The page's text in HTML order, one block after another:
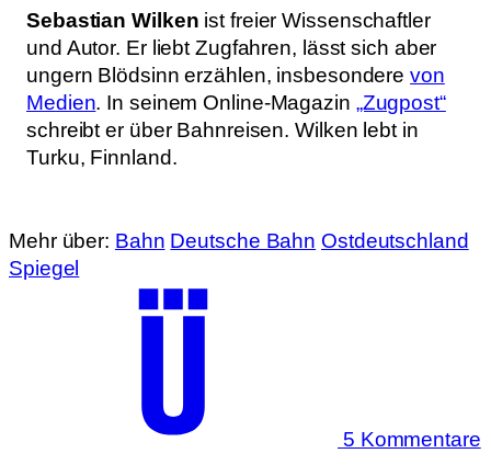
Sebastian Wilken ist freier Wissenschaftler
und Autor. Er liebt Zugfahren, lässt sich aber
ungern Blödsinn erzählen, insbesonderevon
Medien. In seinem Online-Magazin „Zugpost“
schreibt er über Bahnreisen. Wilken lebt in
Turku, Finnland.
Mehr über: Bahn Deutsche Bahn Ostdeutschland
Spiegel
5 Kommentare